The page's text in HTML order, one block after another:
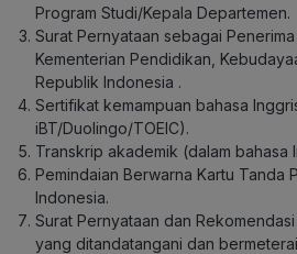
Program Studi/Kepala Departemen.
Surat Pernyataan sebagai
Kementerian Pendidikan,
Republik Indonesia .
Sertifikat kemampuan bahasa
iBT/Duolingo/TOEIC).
Transkrip akademik (dalam bahasa
Pemindaian Berwarna Kartu Tanda
Indonesia.
Surat Pernyataan dan
yang ditandatangani dan